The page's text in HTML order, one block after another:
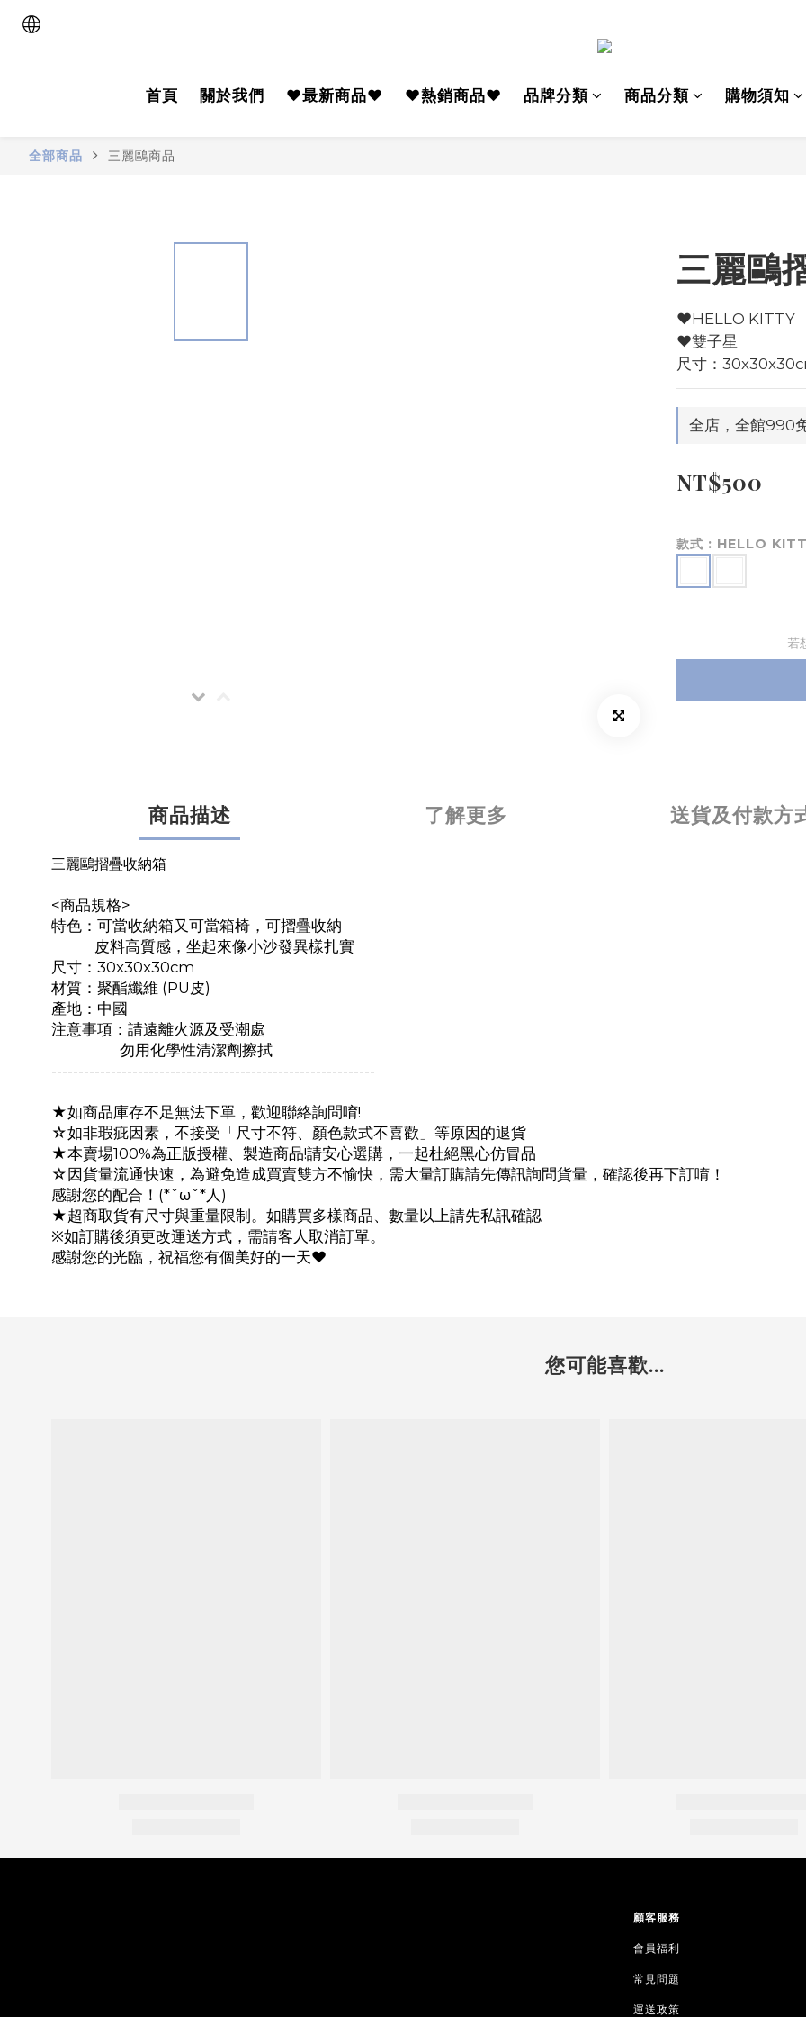
首頁 關於我們 ♥️最新商品♥️ ♥熱銷商品♥ 品牌分類 商品分類 購物須知
全部商品 三麗鷗商品
三麗鷗
♥️HELLO KITTY
♥️雙子星
尺寸：
全店，全館990
NT$500
款式 : HELLO
若
商品描述 了解更多 送貨及付款方
三麗鷗摺疊收納箱
<商品規格>
特色：可當收納箱又可當箱椅，可摺疊收納
皮料高質感，坐起來像小沙發異樣扎實
尺寸：30x30x30cm
材質：聚酯纖維 (PU皮)
產地：中國
注意事項：請遠離火源及受潮處
勿用化學性清潔劑擦拭
------------------------------------------------------------
★如商品庫存不足無法下單，歡迎聯絡詢問唷!
☆如非瑕疵因素，不接受「尺寸不符、顏色款式不喜歡」等原因的退貨
★本賣場100%為正版授權、製造商品!請安心選購，一起杜絕黑心仿冒品
☆因貨量流通快速，為避免造成買賣雙方不愉快，需大量訂購請先傳訊詢問貨量，確認後再下訂唷！
感謝您的配合！(*ˇωˇ*人)
★超商取貨有尺寸與重量限制。如購買多樣商品、數量以上請先私訊確認
※如訂購後須更改運送方式，需請客人取消訂單。
感謝您的光臨，祝福您有個美好的一天♥
您可能喜歡...
顧客服務
會員福利
常見問題
運送政策